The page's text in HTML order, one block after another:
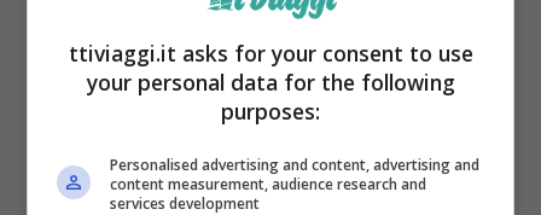
ttiviaggi.it asks for your consent to use
your personal data for the following
purposes:
Personalised advertising and content, advertising and
content measurement, audience research and
services development